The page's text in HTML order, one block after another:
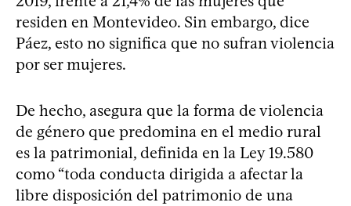
residen en Montevideo. Sin embargo, dice
Páez, esto no significa que no sufran violencia
por ser mujeres.
De hecho, asegura que la forma de violencia
de género que predomina en el medio rural
es la patrimonial, definida en la Ley 19.580
como “toda conducta dirigida a afectar la
libre disposición del patrimonio de una